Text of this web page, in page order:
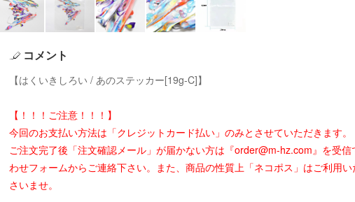
コメント
【はくいきしろい / あのステッカー[19g-C]】
【！！！ご注意！！！】
今回のお支払い方法は「クレジットカード払い」のみとさせていただきます。
ご注文完了後「注文確認メール」が届かない方は『order@m-hz.com』を受
わせフォームからご連絡下さい。また、商品の性質上「ネコポス」はご利用
さいませ。